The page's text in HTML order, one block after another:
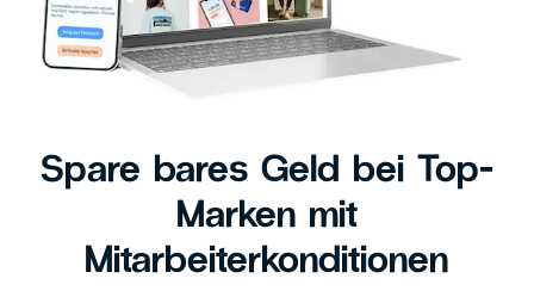
Spare bares Geld bei Top-
Marken mit
Mitarbeiterkonditionen